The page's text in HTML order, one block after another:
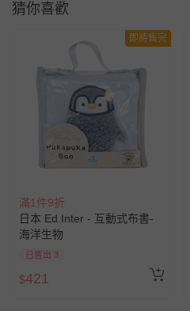
猜你喜歡
即將售完
滿1件9折
日本 Ed.Inter - 互動式布書-
海洋生物
已售出 3
$421